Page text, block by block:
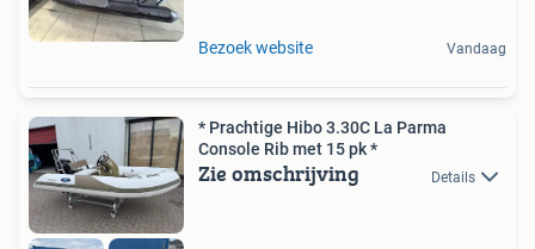
Bezoek website Vandaag
* Prachtige Hibo 3.30C La Parma
Console Rib met 15 pk *
Zie omschrijving Details